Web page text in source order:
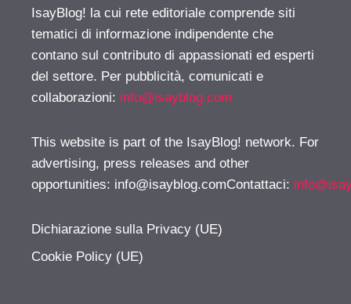
IsayBlog! la cui rete editoriale comprende siti
tematici di informazione indipendente che
contano sul contributo di appassionati ed esperti
del settore. Per pubblicità, comunicati e
collaborazioni: info@isayblog.com
This website is part of the IsayBlog! network. For
advertising, press releases and other
opportunities: info@isayblog.comContattaci:
Dichiarazione sulla Privacy (UE)
Cookie Policy (UE)